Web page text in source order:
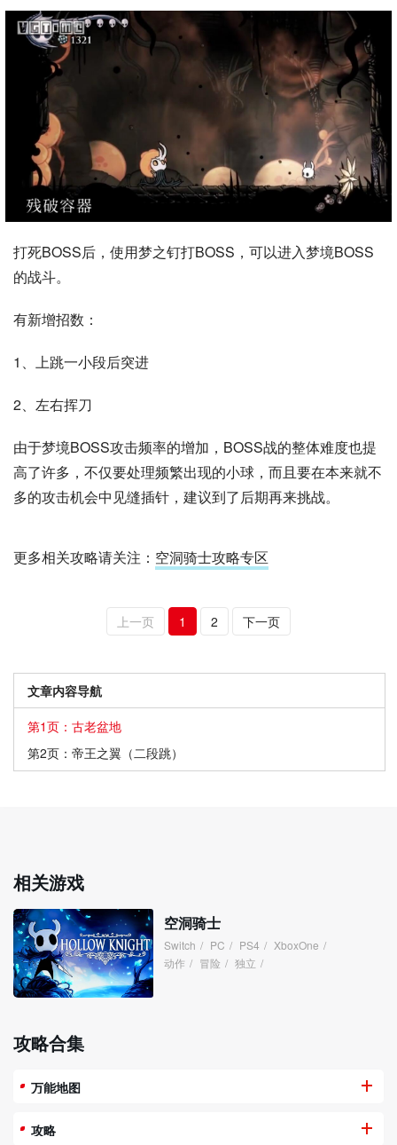
打死BOSS后，使用梦之钉打BOSS，可以进入梦境BOSS
的战斗。
有新增招数：
1、上跳一小段后突进
2、左右挥刀
由于梦境BOSS攻击频率的增加，BOSS战的整体难度也提
高了许多，不仅要处理频繁出现的小球，而且要在本来就不
多的攻击机会中见缝插针，建议到了后期再来挑战。
更多相关攻略请关注： 空洞骑士攻略专区
上一页 1 2 下一页
文章内容导航
第1页：古老盆地
第2页：帝王之翼（二段跳）
相关游戏
空洞骑士
Switch / PC / PS4 / XboxOne /
动作 / 冒险 / 独立 /
攻略合集
万能地图
攻略